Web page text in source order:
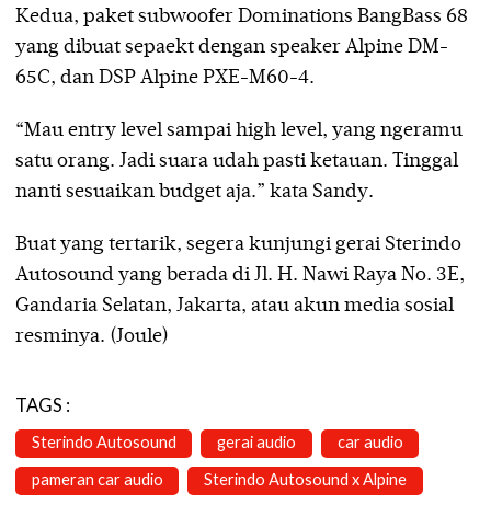
Kedua, paket subwoofer Dominations BangBass 68
yang dibuat sepaekt dengan speaker Alpine DM-
65C, dan DSP Alpine PXE-M60-4.
“Mau entry level sampai high level, yang ngeramu
satu orang. Jadi suara udah pasti ketauan. Tinggal
nanti sesuaikan budget aja.” kata Sandy.
Buat yang tertarik, segera kunjungi gerai Sterindo
Autosound yang berada di Jl. H. Nawi Raya No. 3E,
Gandaria Selatan, Jakarta, atau akun media sosial
resminya. (Joule)
TAGS :
Sterindo Autosound gerai audio car audio
pameran car audio Sterindo Autosound x Alpine